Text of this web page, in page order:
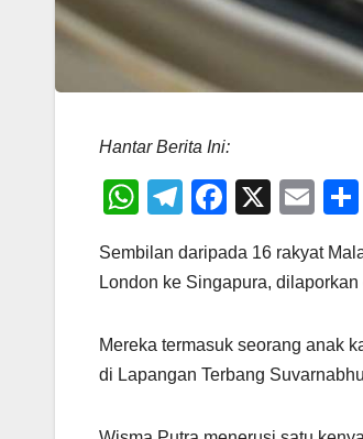
Hantar Berita Ini:
W
at
A
p
T
e
gr
a
m
F
c
e
b
o
X
E
ail
Sembilan daripada 16 rakyat
London ke Singapura,
Mereka termasuk seorang anak
di Lapangan Terbang